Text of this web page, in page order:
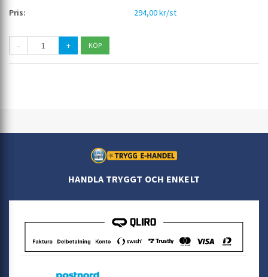
294,00 kr/st
- +
HANDLA TRYGGT OCH ENKELT